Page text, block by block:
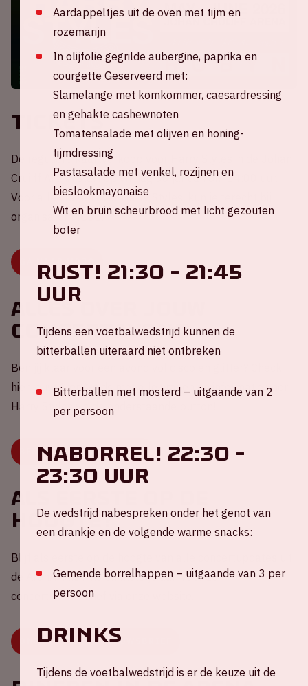
Tickets
De reguliere kaartverkoop voor Harry Styles in de Johan
Cruijff ArenA start op vrijdag 30 januari om 14:00 uur.
Voor alle vragen over Harry Styles, kun je terecht bij
organisator MOJO.
Alles over jouw
concertavond
Ben jij klaar voor een avond vol disco en glitter? Check
hier jouw ArenA-gids met alle vragen en informatie voor
Harry Styles via de onderstaande button!
BEN JIJ ER KLAAR VOOR?
Als eerste op de
hoogte?
Blijf als eerste op de hoogte van alle concertupdates uit
de ArenA! Mis niks en meld je aan voor de
concertnieuwsbrief via onze website.
ONTVANG ONZE NIEUWSBRIEF
Aardappeltjes uit de oven met tijm en
rozemarijn
In olijfolie gegrilde aubergine, paprika en
courgette Geserveerd met:
Slamelange met komkommer, caesardressing
en gehakte cashewnoten
Tomatensalade met olijven en honing-
tijmdressing
Pastasalade met venkel, rozijnen en
bieslookmayonaise
Wit en bruin scheurbrood met licht gezouten
boter
RUST! 21:30 - 21:45
uur
Tijdens een voetbalwedstrijd kunnen de
bitterballen uiteraard niet ontbreken
Bitterballen met mosterd – uitgaande van 2
per persoon
NABORREL! 22:30 -
23:30 uur
De wedstrijd nabespreken onder het genot van
een drankje en de volgende warme snacks:
Gemende borrelhappen – uitgaande van 3 per
persoon
DRINKS
Tijdens de voetbalwedstrijd is er de keuze uit de